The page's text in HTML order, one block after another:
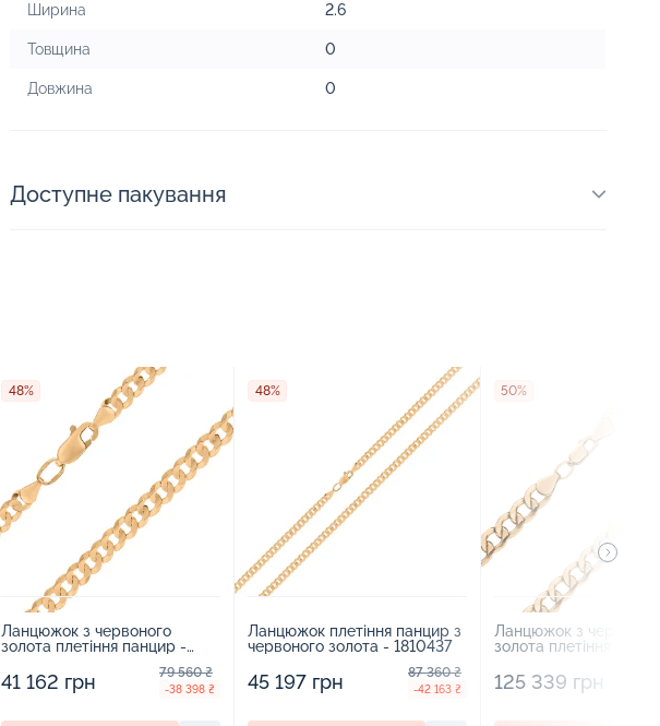
Ширина 2.6
Товщина 0
Довжина 0
Доступне пакування
48%
Ланцюжок з червоного
золота плетіння панцир -
41 162 грн 79 560 ₴
-38 398 ₴
48%
Ланцюжок плетіння панцир з
червоного золота - 1810437
45 197 грн 87 360 ₴
-42 163 ₴
50%
Ланцюжок з
золота плетіння
125 339 грн